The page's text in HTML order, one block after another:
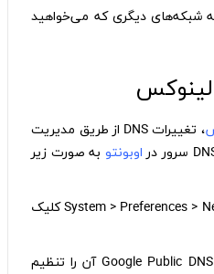
به شبکه‌های دیگری که می‌خواهید
، تغییرات DNS از طریق مدیریت
اوبونتو به صورت زیر
1- بر روی System > Preferences > Network Connections کلیک
2- کانکشنی را که می‌خواهید Google Public DNS آن را تنظیم